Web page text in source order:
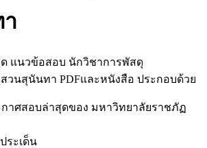
ด แนวข้อสอบ นักวิชาการพัสดุ
วนสุนันทา PDFและหนังสือ ประกอบด้วย
าศสอบล่าสุดของ มหาวิทยาลัยราชภัฏ
ระเด็น